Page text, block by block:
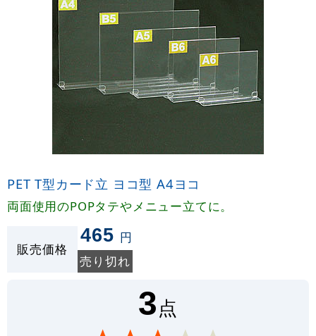
PET T型カード立 ヨコ型 A4ヨコ
両面使用のPOPタテやメニュー立てに。
販売価格
465 円
売り切れ
3点